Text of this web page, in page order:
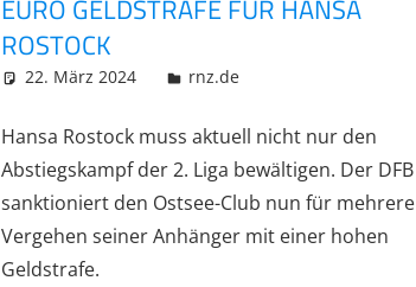
EURO GELDSTRAFE FÜR HANSA
ROSTOCK
22. März 2024 integromat
rnz.de
Hansa Rostock muss aktuell nicht nur den
Abstiegskampf der 2. Liga bewältigen. Der DFB
sanktioniert den Ostsee-Club nun für mehrere
Vergehen seiner Anhänger mit einer hohen
Geldstrafe.